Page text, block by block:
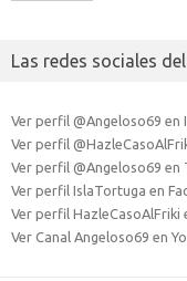
Las redes sociales
Ver perfil @Angeloso69 en
Ver perfil
Ver perfil @Angeloso69
Ver perfil IslaTortuga en
Ver perfil HazleCasoAlFriki
Ver Canal Angeloso69 en